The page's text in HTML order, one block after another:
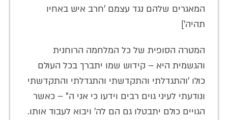
המאגרים שלהם נגד עצמם 'חרב איש באחיו
תהיה']
המטרה הסופית של כל המלחמה הרוחנית
והגשמית היא – קידוש שמו יתברך בכל העולם
כולו 'והתגדלתי והתקדשתי והתגדלתי והתקדשתי
ונודעתי לעיני גוים רבים וידעו כי אני ה" – כאשר
הגויים כולם יתבטלו גם הם לה' ויבוא לעבוד אותו.